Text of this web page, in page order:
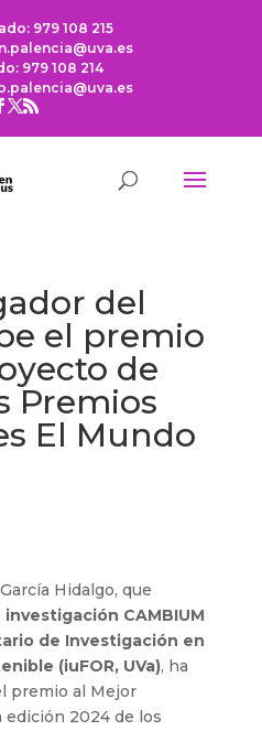
979 108 215
979 108 214
del
el premio
de
Premios
El Mundo
Hidalgo, que
CAMBIUM
de Investigación en
(iuFOR, UVa), ha
premio al Mejor
edición 2024 de los